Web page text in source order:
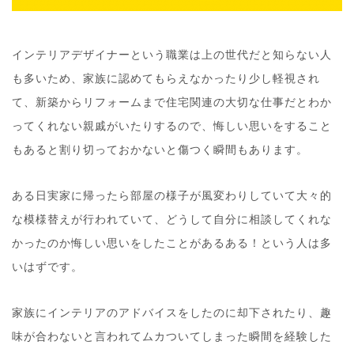
インテリアデザイナーという職業は上の世代だと知らない人
も多いため、家族に認めてもらえなかったり少し軽視され
て、新築からリフォームまで住宅関連の大切な仕事だとわか
ってくれない親戚がいたりするので、悔しい思いをすること
もあると割り切っておかないと傷つく瞬間もあります。
ある日実家に帰ったら部屋の様子が風変わりしていて大々的
な模様替えが行われていて、どうして自分に相談してくれな
かったのか悔しい思いをしたことがあるある！という人は多
いはずです。
家族にインテリアのアドバイスをしたのに却下されたり、趣
味が合わないと言われてムカついてしまった瞬間を経験した